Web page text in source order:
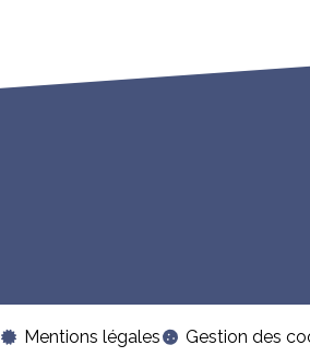
Mentions légales Gestion des